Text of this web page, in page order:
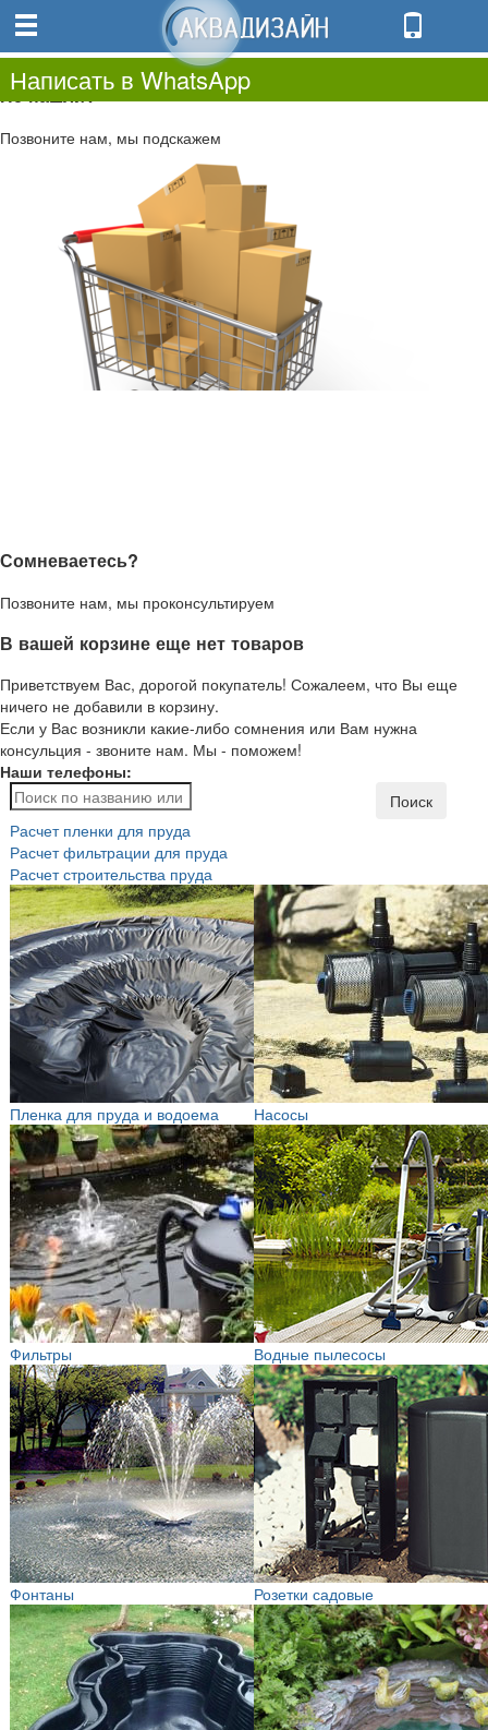
0.00
0
Не нашли?
Позвоните нам, мы подскажем
Сомневаетесь?
Позвоните нам, мы проконсультируем
В вашей корзине еще нет товаров
Приветствуем Вас, дорогой покупатель! Сожалеем, что Вы еще
ничего не добавили в корзину.
Если у Вас возникли какие-либо сомнения или Вам нужна
консульция - звоните нам. Мы - поможем!
Наши телефоны:
Написать в WhatsApp
Поиск
Расчет пленки для пруда
Расчет фильтрации для пруда
Расчет строительства пруда
Пленка для пруда и водоема Насосы
Фильтры Водные пылесосы
Фонтаны Розетки садовые